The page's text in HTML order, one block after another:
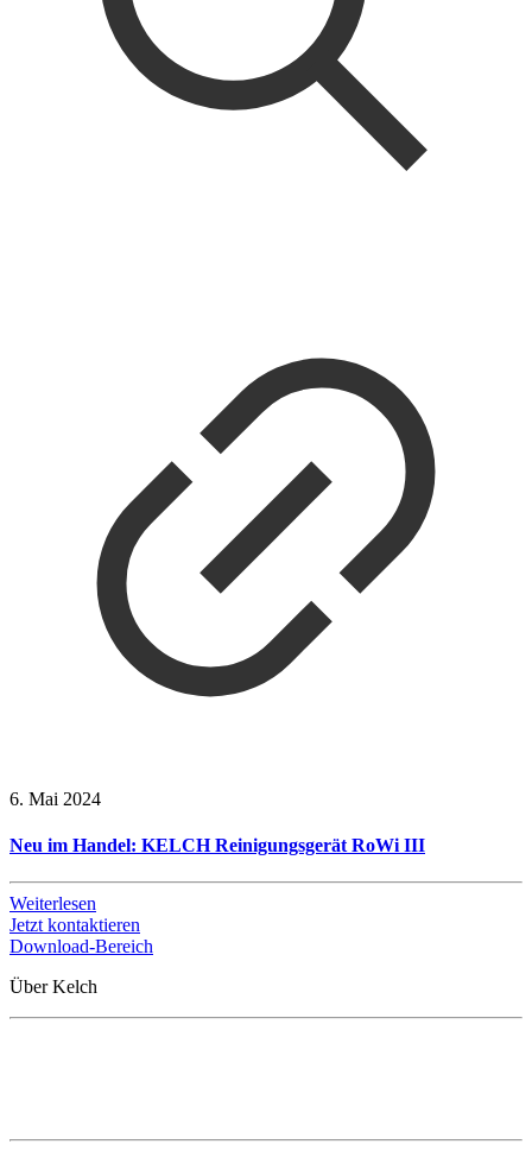
6. Mai 2024
Neu im Handel: KELCH Reinigungsgerät RoWi III
Weiterlesen
Jetzt kontaktieren
Download-Bereich
Über Kelch